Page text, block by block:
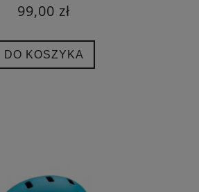
99,00 zł
DO KOSZYKA